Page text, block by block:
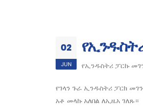
02
JUN የኢንዱስትሪ ፓርኩ
የገላን ጉራ ኢንዱስትሪ ፓርክ
አቶ መላኩ አለበል ለኢዜአ ገለጹ።